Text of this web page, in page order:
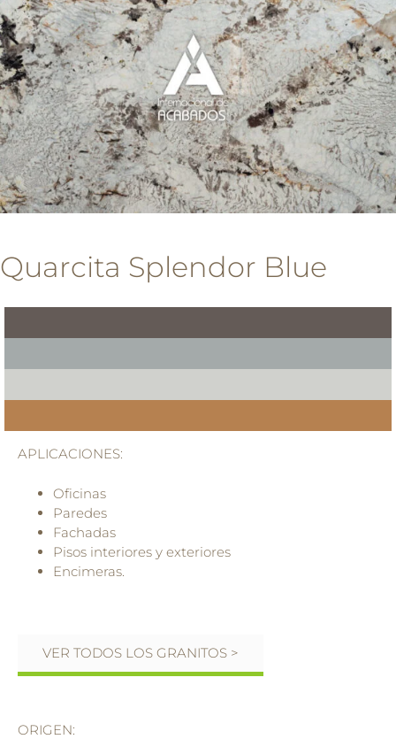
Quarcita Splendor Blue
APLICACIONES:
Oficinas
Paredes
Fachadas
Pisos interiores y exteriores
Encimeras.
VER TODOS LOS GRANITOS >
ORIGEN: